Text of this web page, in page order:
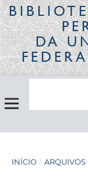
DA
INÍCIO / ARQUIVOS